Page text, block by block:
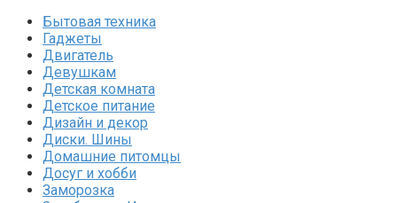
Бытовая техника
Гаджеты
Двигатель
Девушкам
Детская комната
Детское питание
Дизайн и декор
Диски. Шины
Домашние питомцы
Досуг и хобби
Заморозка